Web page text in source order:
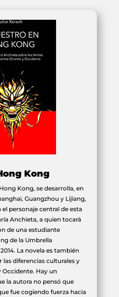
Kong
Kong, se desarrolla, en
Guangzhou y Lijiang,
personaje central de esta
Anchieta, a quien tocará
de una estudiante
de la Umbrella
La novela es también
las diferencias culturales y
Occidente. Hay un
la autora no pensó que
fue cogiendo fuerza hacia